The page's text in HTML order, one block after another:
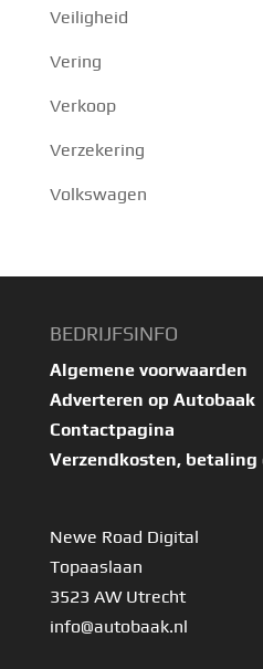
Veiligheid
Vering
Verkoop
Verzekering
Volkswagen
BEDRIJFSINFO
Algemene voorwaarden
Adverteren op Autobaak
Contactpagina
Verzendkosten, betaling
Newe Road Digital
Topaaslaan
3523 AW Utrecht
info@autobaak.nl